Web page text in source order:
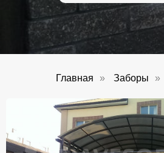
Главная » Заборы »